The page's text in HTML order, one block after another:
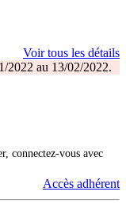
Voir tous les détails
2022 au 13/02/2022.
connectez-vous avec
Accès adhérent